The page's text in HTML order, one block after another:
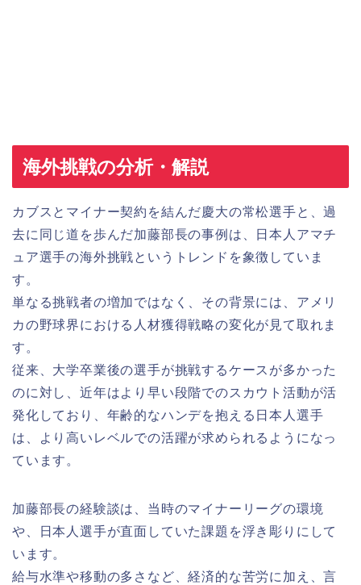
海外挑戦の分析・解説
カブスとマイナー契約を結んだ慶大の常松選手と、過
去に同じ道を歩んだ加藤部長の事例は、日本人アマチ
ュア選手の海外挑戦というトレンドを象徴していま
す。
単なる挑戦者の増加ではなく、その背景には、アメリ
カの野球界における人材獲得戦略の変化が見て取れま
す。
従来、大学卒業後の選手が挑戦するケースが多かった
のに対し、近年はより早い段階でのスカウト活動が活
発化しており、年齢的なハンデを抱える日本人選手
は、より高いレベルでの活躍が求められるようになっ
ています。
加藤部長の経験談は、当時のマイナーリーグの環境
や、日本人選手が直面していた課題を浮き彫りにして
います。
給与水準や移動の多さなど、経済的な苦労に加え、言